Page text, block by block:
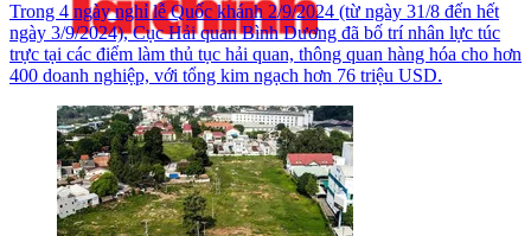
Trong 4 ngày nghỉ lễ Quốc khánh 2/9/2024 (từ ngày 31/8 đến hết
ngày 3/9/2024), Cục Hải quan Bình Dương đã bố trí nhân lực túc
trực tại các điểm làm thủ tục hải quan, thông quan hàng hóa cho hơn
400 doanh nghiệp, với tổng kim ngạch hơn 76 triệu USD.